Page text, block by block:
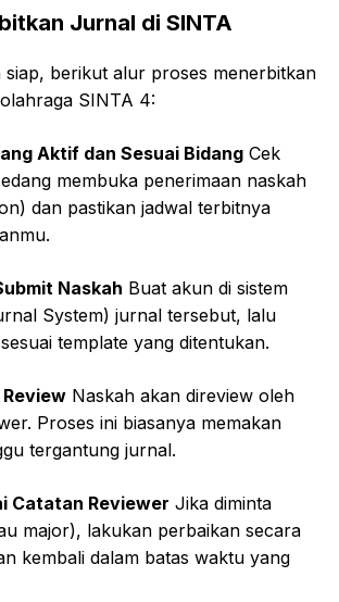
Jurnal di SINTA
siap, berikut alur proses menerbitkan
SINTA 4:
Aktif dan Sesuai Bidang Cek
membuka penerimaan naskah
dan pastikan jadwal terbitnya
Naskah Buat akun di sistem
System) jurnal tersebut, lalu
template yang ditentukan.
Naskah akan direview oleh
Proses ini biasanya memakan
tergantung jurnal.
Catatan Reviewer Jika diminta
major), lakukan perbaikan secara
kembali dalam batas waktu yang